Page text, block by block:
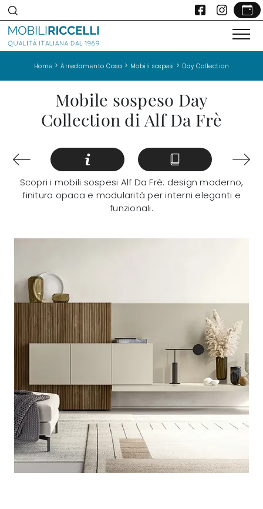
Home >Arredamento Casa > Mobili sospesi > Day Collection
Mobile sospeso Day
Collection di Alf Da Frè
Scopri i mobili sospesi Alf Da Frè: design moderno,
finitura opaca e modularità per interni eleganti e
funzionali.